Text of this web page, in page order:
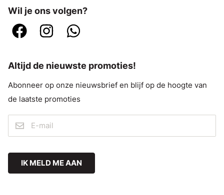
Wil je ons volgen?
Altijd de nieuwste promoties!
Abonneer op onze nieuwsbrief en blijf op de hoogte van
de laatste promoties
IK MELD ME AAN